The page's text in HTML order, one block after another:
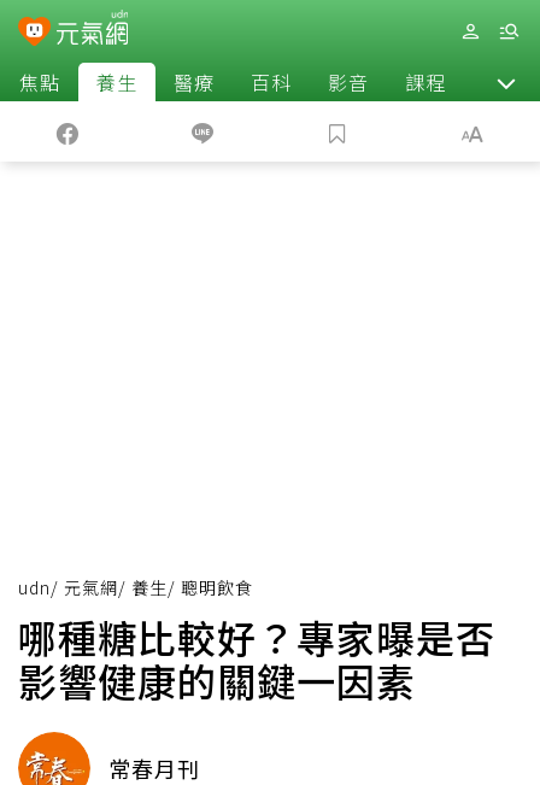
焦點 養生 醫療 百科 影音 課程 退休
udn/ 元氣網/ 養生/ 聰明飲食
哪種糖比較好？專家曝是否
影響健康的關鍵一因素
常春月刊